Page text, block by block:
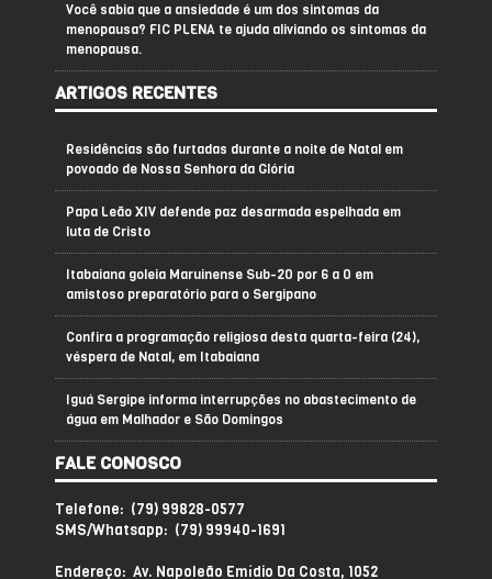
Você sabia que a ansiedade é um dos sintomas da
menopausa? FIC PLENA te ajuda aliviando os sintomas da
menopausa.
ARTIGOS RECENTES
Residências são furtadas durante a noite de Natal em
povoado de Nossa Senhora da Glória
Papa Leão XIV defende paz desarmada espelhada em
luta de Cristo
Itabaiana goleia Maruinense Sub-20 por 6 a 0 em
amistoso preparatório para o Sergipano
Confira a programação religiosa desta quarta-feira (24),
véspera de Natal, em Itabaiana
Iguá Sergipe informa interrupções no abastecimento de
água em Malhador e São Domingos
FALE CONOSCO
Telefone: (79) 99828-0577
SMS/Whatsapp: (79) 99940-1691
Endereço: Av. Napoleão Emídio Da Costa, 1052